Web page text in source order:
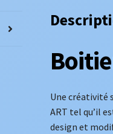
Une créativité
ART tel qu’il
design et